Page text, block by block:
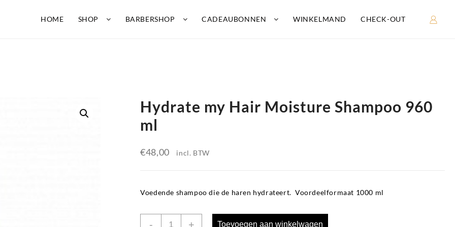
HOME SHOP BARBERSHOP CADEAUBONNEN WINKELMAND CHECK-OUT
Hydrate my Hair Moisture Shampoo 960
ml
€48,00 incl. BTW
Voedende shampoo die de haren hydrateert. Voordeelformaat 1000 ml
-
Hydrate + Toevoegen aan winkelwagen